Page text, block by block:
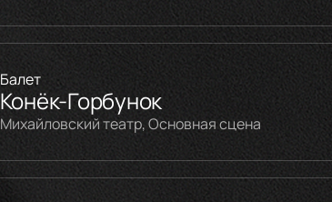
Балет
Конёк-Горбунок
Михайловский театр, Основная сцена